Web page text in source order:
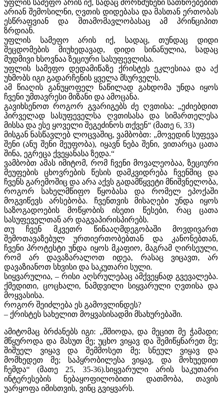
უფლის სამეფო არის იქ, სადაც მორწმუნენი სათნოებებით
არიან შემოსილნი, ღვთის დიდებასა და მასთან ერთობას
ესწრაფვიან და შთამომავლობასაც ამ პრინციპით
ზრდიან.
უფლის სამეფო არის იქ, სადაც, თუნდაც დიდი
შეცდომების მიუხედავად, დიდი სინანულია, სადაც
მუდმივი ხსოვნაა ზეციური სასუფევლისა.
უფლის სამეფო დედამიწაზე ქრისტეს ეკლესიაა და აქ
უხმობს იგი გადარჩენის ყველა მსურველს.
ამ წიაღის განუყოფელ ნაწილად გახდომა უნდა იყოს
ჩვენი უმთავრესი მიზანი და ამოცანა.
გავიხსენოთ როგორ გვარიგებს ძე ღვთისა: „ეძიებდით
პირველად სასუფეველსა ღვთისასა და სიმართელესა
მისსა და ესე ყოველი შეგეძინოს თქვენ“ (მათე 6, 33)
მისგან ნასწავლებ ლოცვაშიც, ვამბობთ: „მოვედინ სუფევა
შენი (ანუ შენი მეუფობა), იყავნ ნება შენი, ვითარცა ცათა
შინა, ეგრეცა ქვეყანასა ზედა.“
ვამბობთ ამას იმიტომ, რომ ჩვენი მოვალეობაა, ზეციური
მეუფების ცხოვრების წესის დამკვიდრება ჩვენშიც და
ჩვენს გარემოშიც და არა აქვს გადამწყვეტი მნიშვნელობა,
როგორ სახელმწიფო წყობასა და რომელ ეპოქაში
მოგვიწევს არსებობა. ჩვენთვის მისაღები უნდა იყოს
საზოგადოების მოწყობის ისეთი წესები, რაც ცათა
სასუფეველთან არ დაგვაპირისპირებს.
თუ ჩვენ მკვეთრ წინააღმდეგობაში მოვდივართ
შემოთავაზებულ ურთიერთობებთან და კანონებთან,
ჩვენი პროტესტი უნდა იყოს მკაფიო, მაგრამ ღირსეული,
რომ არ დავაზარალოთ იდეა, რასაც ვიცავთ, არ
დავაზიანოთ სხვისი და საკუთარი სული.
სიყვარულია, – რისი აღსრულებაც ამქვეყნად გვევალება.
ქმედითი, ცოცხალი, ნამდვილი სიყვარული ღვთისა და
მოყვასისა.
როგორ შეიძლება ეს გამოვლინდეს?
– ქრისტეს სახელით მოყვასისადმი მსახურებაში.
ამიტომაც ბრძანებს იგი: „მშიოდა, და მეცით მე ჭამადი;
მწყუროდა და მასუთ მე; უცხო ვიყავ და შემიწყნარეთ მე;
შიშუელ ვიყავ და შემმოსეთ მე; სნეულ ვიყავ და
მომხედეთ მე; საპყრობილესა ვიყავ, და მოხუედით
ჩემდა“ (მათე 25, 35-36).სიყვარული არის საკუთარი
ინტერესების ნებაყოფილობითი დათმობა, თავის
უარყოფა იმისთვის, ვინც გვიყვარს.